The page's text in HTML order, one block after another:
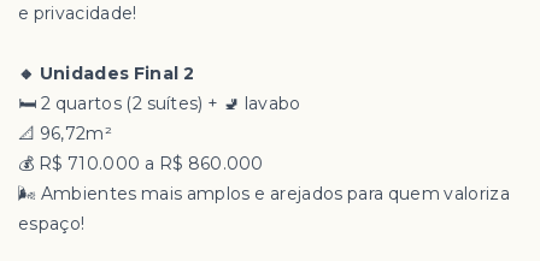
e privacidade!
🔸 Unidades Final 2
🛏️ 2 quartos (2 suítes) + 🚽 lavabo
📐 96,72m²
💰 R$ 710.000 a R$ 860.000
🌬️ Ambientes mais amplos e arejados para quem valoriza
espaço!